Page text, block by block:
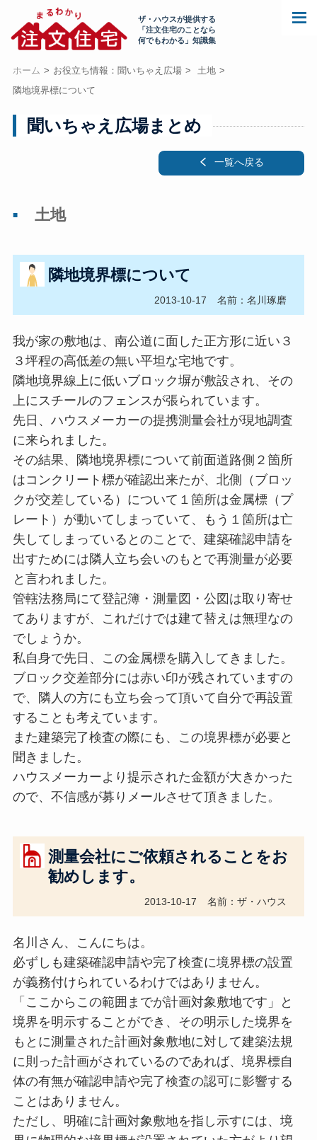
ザ・ハウスが提供する
「注文住宅のことなら
何でもわかる」知識集
ホーム お役立ち情報：聞いちゃえ広場
土地
隣地境界標について
聞いちゃえ広場まとめ
一覧へ戻る
土地
隣地境界標について
2013-10-17 名前：名川琢磨
我が家の敷地は、南公道に面した正方形に近い３
３坪程の高低差の無い平坦な宅地です。
隣地境界線上に低いブロック塀が敷設され、その
上にスチールのフェンスが張られています。
先日、ハウスメーカーの提携測量会社が現地調査
に来られました。
その結果、隣地境界標について前面道路側２箇所
はコンクリート標が確認出来たが、北側（ブロッ
クが交差している）について１箇所は金属標（プ
レート）が動いてしまっていて、もう１箇所は亡
失してしまっているとのことで、建築確認申請を
出すためには隣人立ち会いのもとで再測量が必要
と言われました。
管轄法務局にて登記簿・測量図・公図は取り寄せ
てありますが、これだけでは建て替えは無理なの
でしょうか。
私自身で先日、この金属標を購入してきました。
ブロック交差部分には赤い印が残されていますの
で、隣人の方にも立ち会って頂いて自分で再設置
することも考えています。
また建築完了検査の際にも、この境界標が必要と
聞きました。
ハウスメーカーより提示された金額が大きかった
ので、不信感が募りメールさせて頂きました。
測量会社にご依頼されることをお
勧めします。
2013-10-17 名前：ザ・ハウス
名川さん、こんにちは。
必ずしも建築確認申請や完了検査に境界標の設置
が義務付けられているわけではありません。
「ここからこの範囲までが計画対象敷地です」と
境界を明示することができ、その明示した境界を
もとに測量された計画対象敷地に対して建築法規
に則った計画がされているのであれば、境界標自
体の有無が確認申請や完了検査の認可に影響する
ことはありません。
ただし、明確に計画対象敷地を指し示すには、境